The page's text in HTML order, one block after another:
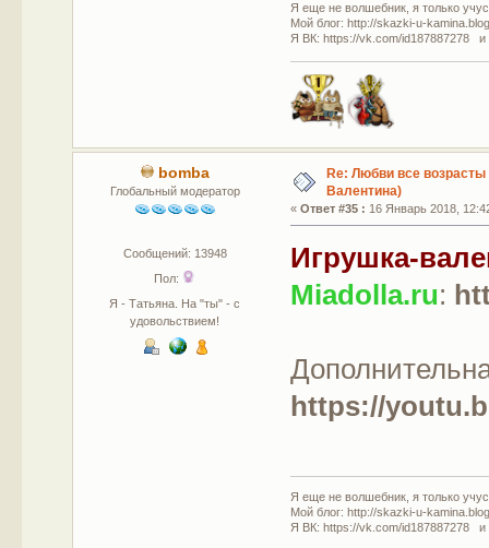
Я еще не волшебник, я только
Мой блог: http://skazki-u-
Я ВК: https://vk.com/id187887278 и
bomba
Глобальный модератор
Сообщений: 13948
Пол:
Я - Татьяна. На "ты" - с
удовольствием!
Re: Любви все
Валентина)
«Ответ #35 : 16 Январь 2018,
Игрушка-
Мiadolla.ru:
https://
Я еще не волшебник, я только
Мой блог: http://skazki-u-
Я ВК: https://vk.com/id187887278 и